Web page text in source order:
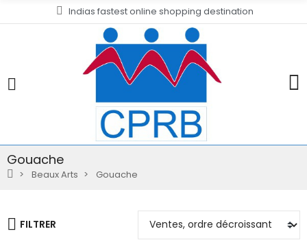
Indias fastest online shopping destination
Gouache
Beaux Arts Gouache
FILTRER